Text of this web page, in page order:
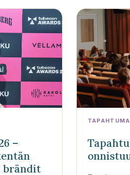
–
brändit